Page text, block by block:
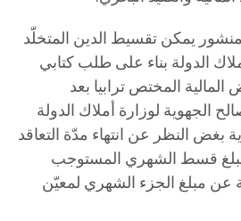
يمكن تقسيط الدين المتخلّد
الدولة بناء على طلب كتابي
المختص ترابيا بعد
الجهوية لوزارة أملاك الدولة
بغض النظر عن انتهاء مدّة التعاقد
قسط الشهري المستوجب
عن مبلغ الجزء الشهري لمعيّن